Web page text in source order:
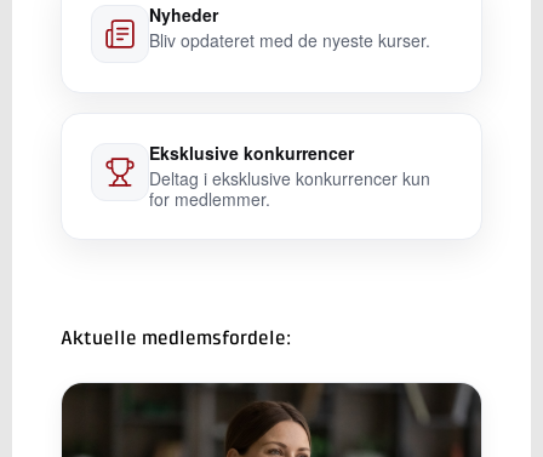
Nyheder
Bliv opdateret med de nyeste kurser.
Eksklusive konkurrencer
Deltag i eksklusive konkurrencer kun
for medlemmer.
Aktuelle medlemsfordele: